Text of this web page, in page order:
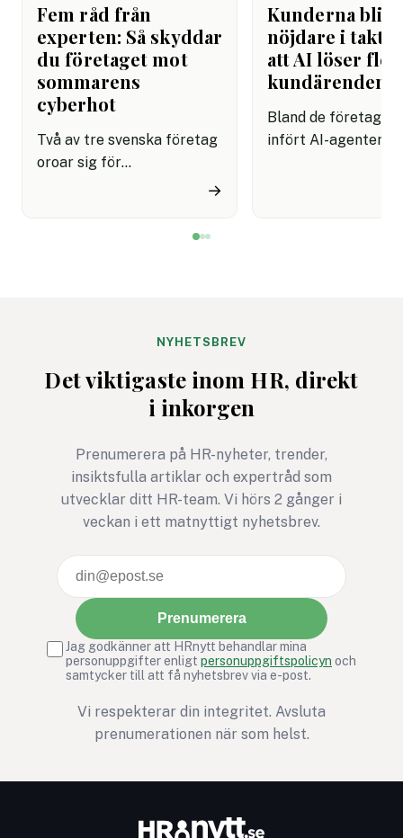
Fem råd från
experten: Så skyddar
du företaget mot
sommarens
cyberhot
Två av tre svenska företag
oroar sig för
innebär semestertider med
fem bästa tips för ett
säkrare sommarkontor.
→
Kunderna blir
nöjdare i takt
att AI löser fler
kundärenden
Bland de företag
infört AI-agenter i
NYHETSBREV
Det viktigaste inom HR, direkt
i inkorgen
Prenumerera på HR-nyheter, trender,
insiktsfulla artiklar och expertråd som
utvecklar ditt HR-team. Vi hörs 2 gånger i
veckan i ett matnyttigt nyhetsbrev.
Prenumerera
Jag godkänner att HRnytt behandlar mina
personuppgifter enligt personuppgiftspolicyn och
samtycker till att få nyhetsbrev via e-post.
Vi respekterar din integritet. Avsluta
prenumerationen när som helst.